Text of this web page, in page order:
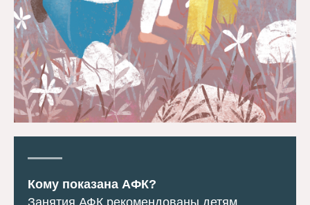
Кому показана АФК?
Занятия АФК рекомендованы детям